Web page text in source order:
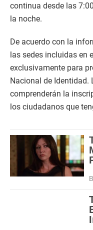
continua desde las
la noche.
De acuerdo con la
las sedes incluidas en
exclusivamente para
Nacional de
comprenderán la
los ciudadanos que